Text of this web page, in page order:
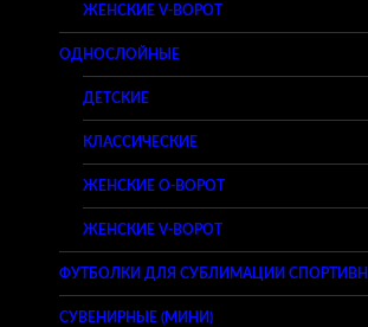
ЖЕНСКИЕ V-ВОРОТ
ОДНОСЛОЙНЫЕ
ДЕТСКИЕ
КЛАССИЧЕСКИЕ
ЖЕНСКИЕ O-ВОРОТ
ЖЕНСКИЕ V-ВОРОТ
ФУТБОЛКИ ДЛЯ СУБЛИМАЦИИ
СУВЕНИРНЫЕ (МИНИ)